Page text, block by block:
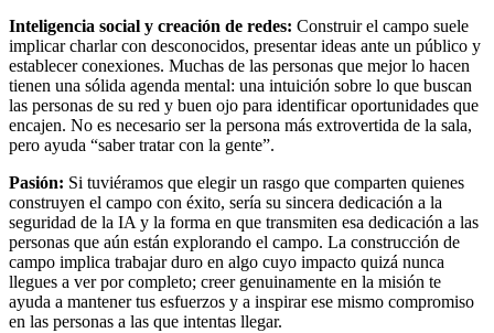
Inteligencia social y creación de redes: Construir el campo suele
implicar charlar con desconocidos, presentar ideas ante un público y
establecer conexiones. Muchas de las personas que mejor lo hacen
tienen una sólida agenda mental: una intuición sobre lo que buscan
las personas de su red y buen ojo para identificar oportunidades que
encajen. No es necesario ser la persona más extrovertida de la sala,
pero ayuda “saber tratar con la gente”.
Pasión: Si tuviéramos que elegir un rasgo que comparten quienes
construyen el campo con éxito, sería su sincera dedicación a la
seguridad de la IA y la forma en que transmiten esa dedicación a las
personas que aún están explorando el campo. La construcción de
campo implica trabajar duro en algo cuyo impacto quizá nunca
llegues a ver por completo; creer genuinamente en la misión te
ayuda a mantener tus esfuerzos y a inspirar ese mismo compromiso
en las personas a las que intentas llegar.